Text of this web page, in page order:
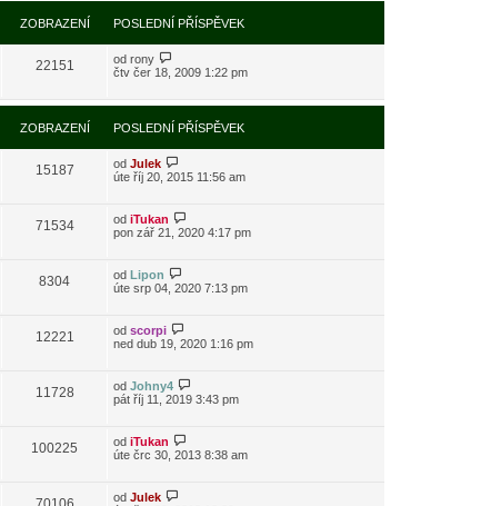
ZOBRAZENÍ POSLEDNÍ PŘÍSPĚVEK
22151 od rony
čtv čer 18, 2009 1:22 pm
ZOBRAZENÍ POSLEDNÍ PŘÍSPĚVEK
15187 od Julek
úte říj 20, 2015 11:56 am
71534 od iTukan
pon zář 21, 2020 4:17 pm
8304 od Lipon
úte srp 04, 2020 7:13 pm
12221 od scorpi
ned dub 19, 2020 1:16 pm
11728 od Johny4
pát říj 11, 2019 3:43 pm
100225 od iTukan
úte črc 30, 2013 8:38 am
od Julek